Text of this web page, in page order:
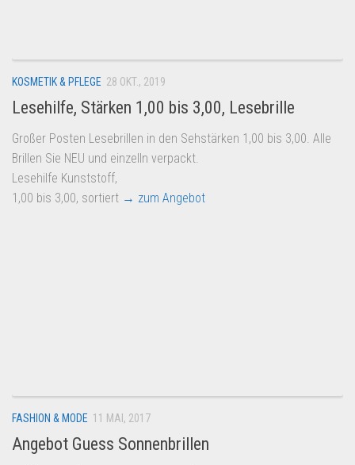
Amazon
Aldi
Lidl
Kostenlos verkaufen
Anmelden
KOSMETIK & PFLEGE 28 OKT., 2019
Lesehilfe, Stärken 1,00 bis 3,00, Lesebrille
Großer Posten Lesebrillen in den Sehstärken 1,00 bis 3,00. Alle
Brillen Sie NEU und einzelln verpackt.
Lesehilfe Kunststoff,
1,00 bis 3,00, sortiert → zum Angebot
FASHION & MODE 11 MAI, 2017
Angebot Guess Sonnenbrillen